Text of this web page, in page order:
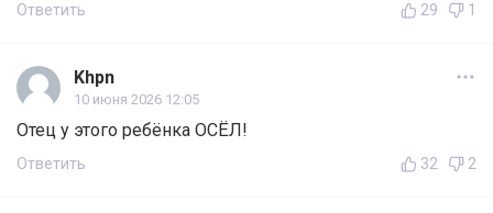
Ответить 29 1
Khpn
10 июня 2026 12:05
Отец у этого ребёнка ОСЁЛ!
Ответить 32 2